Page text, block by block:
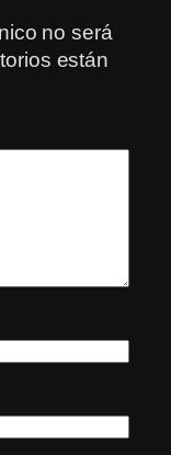
no será
están